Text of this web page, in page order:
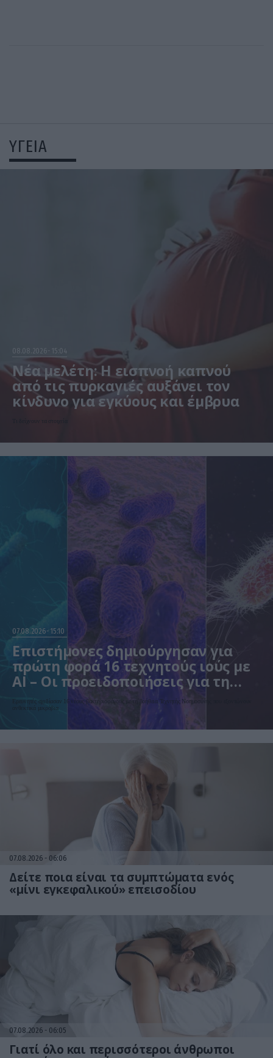
ΥΓΕΙΑ
08.08.2026 15:04
Νέα μελέτη: Η εισπνοή καπνού
από τις πυρκαγιές αυξάνει τον
κίνδυνο για εγκύους και έμβρυα
07.08.2026 15:10
Επιστήμονες δημιούργησαν για
πρώτη φορά 16 τεχνητούς ιούς με
AI – Οι προειδοποιήσεις για τη
βιοασφάλεια
Ερευνητές σχεδίασαν 16 νέους βακτηριοφάγους με τη βοήθεια Τεχνητής Νοημοσύνης που εξοντώνουν
ανθεκτικά μικρόβια
07.08.2026 06:06
Δείτε ποια είναι τα συμπτώματα ενός
«μίνι εγκεφαλικού» επεισοδίου
07.08.2026 06:05
Γιατί όλο και περισσότεροι άνθρωποι